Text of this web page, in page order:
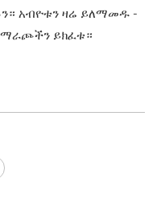
አብዮቱን ዛሬ ይለማመዱ -
ይክፈቱ።